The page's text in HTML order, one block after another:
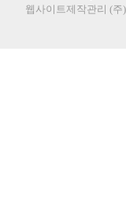
웹사이트제작관리 (